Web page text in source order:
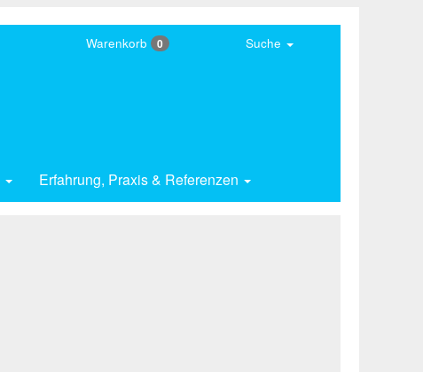
Erfahrung, Praxis & Referenzen
Warenkorb 0 Suche